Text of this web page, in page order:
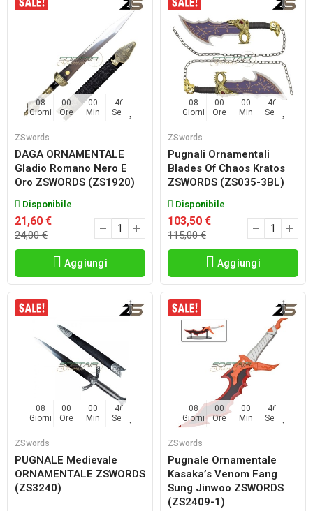
08
Giorni
00
Ore
00
Min
45
Sec
ZSwords
DAGA ORNAMENTALE
Gladio Romano Nero E
Oro ZSWORDS (ZS1920)
Disponibile
21,60 €
24,00 €
Aggiungi
08
Giorni
00
Ore
00
Min
45
Sec
ZSwords
Pugnali Ornamentali
Blades Of Chaos Kratos
ZSWORDS (ZS035-3BL)
Disponibile
103,50 €
115,00 €
Aggiungi
08
Giorni
00
Ore
00
Min
45
Sec
ZSwords
PUGNALE Medievale
ORNAMENTALE ZSWORDS
(ZS3240)
08
Giorni
00
Ore
00
Min
45
Sec
ZSwords
Pugnale Ornamentale
Kasaka’s Venom Fang
Sung Jinwoo ZSWORDS
(ZS2409-1)